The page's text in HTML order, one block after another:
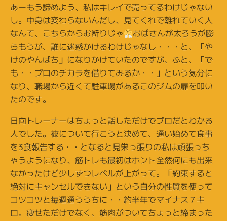
あーもう諦めよう、私はキレイで売ってるわけじゃない
し。中身は変わらないんだし、見てくれで離れていく人
なんて、こちらからお断りじゃ
おばさんが太ろうが膨
らもうが、誰に迷惑かけるわけじゃなし・・・と、「や
けのやんぱち」になりかけていたのですが、ふと、「で
も・・プロのチカラを借りてみるか・・」という気分に
なり、職場から近くて駐車場があるこのジムの扉を叩い
たのです。
日向トレーナーはちょっと話しただけでプロだとわかる
人でした。彼について行こうと決めて、通い始めて食事
を3食報告する・・となると見栄っ張りの私は頑張っち
ゃうようになり、筋トレも最初はホント全然何にも出来
なかったけど少しずつレベルが上がって。「約束すると
絶対にキャンセルできない」という自分の性質を使って
コツコツと毎週通ううちに・・約半年でマイナス７キ
ロ。痩せただけでなく、筋肉がついてちょっと締まった